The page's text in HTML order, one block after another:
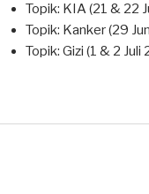
Topik: KIA (21 & 22
Topik: Kanker (29
Topik: Gizi (1 & 2 Juli